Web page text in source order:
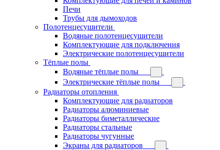
Печи
Трубы для дымоходов
Полотенцесушители
Водяные полотенцесушители
Комплектующие для подключения
Электрические полотенцесушители
Тёплые полы
Водяные тёплые полы
Электрические тёплые полы
Радиаторы отопления
Комплектующие для радиаторов
Радиаторы алюминиевые
Радиаторы биметаллические
Радиаторы стальные
Радиаторы чугунные
Экраны для радиаторов